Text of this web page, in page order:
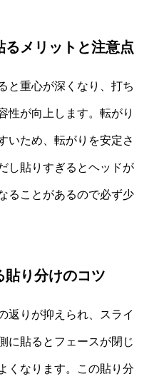
るメリットと注意点
と重心が深くなり、打ち
性が向上します。転がり
いため、転がりを安定さ
し貼りすぎるとヘッドが
ることがあるので必ず少
貼り分けのコツ
返りが抑えられ、スライ
に貼るとフェースが閉じ
くなります。この貼り分